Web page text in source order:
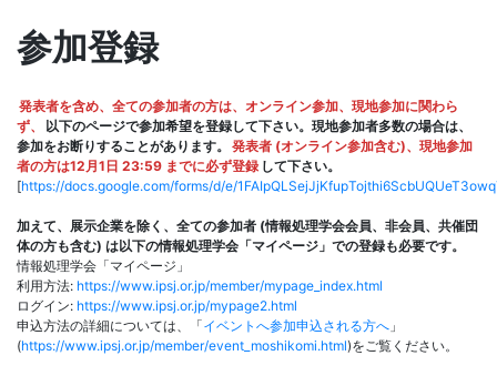
参加登録
発表者を含め、全ての参加者の方は、オンライン参加、現地参加に関わら
ず、
以下のページで参加希望を登録して下さい。現地参加者多数の場合は、
参加をお断りすることがあります。
発表者 (オンライン参加含む)、現地参加
者の方は12月1日 23:59 までに必ず登録 して下さい。
[https://docs.google.com/forms/d/e/
加えて、展示企業を除く、全ての参加者 (情報処理学会会員、非会員、共催団
体の方も含む) は以下の情報処理学会「マイページ」での登録も必要です。
情報処理学会「マイページ」
利用方法: https://www.ipsj.or.jp/member/mypage_index.html
ログイン: https://www.ipsj.or.jp/mypage2.html
申込方法の詳細については、「イベントへ参加申込される方へ 」
(https://www.ipsj.or.jp/member/event_moshikomi.html)をご覧ください。